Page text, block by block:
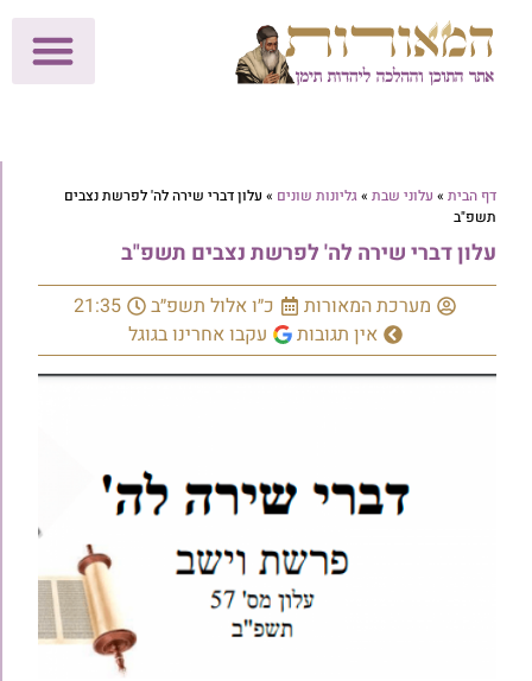
דף הבית » עלוני שבת »גליונות שונים » עלון דברי שירה לה' לפרשת נצבים
תשפ"ב
עלון דברי שירה לה' לפרשת נצבים תשפ"ב
מערכת המאורות כ״ו אלול תשפ״ב
21:35
אין תגובות
עקבו אחרינו בגוגל